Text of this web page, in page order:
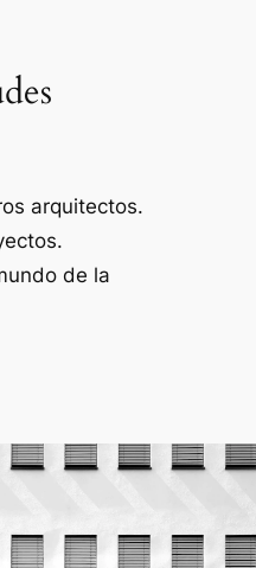
arquitectos.
de la